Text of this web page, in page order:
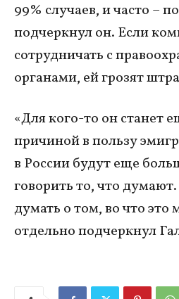
99% случаев, и часто –
подчеркнул он. Если
сотрудничать с
органами, ей грозят
«Для кого-то он станет
причиной в пользу
в России будут еще
говорить то, что
думать о том, во что это
отдельно подчеркнул